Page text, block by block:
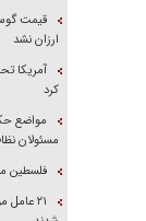
ارزان نشد
آمریکا
کرد
مواضع
مسئولان
فلسطین